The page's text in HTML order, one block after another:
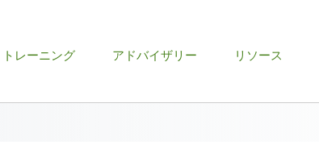
メトレーニング アドバイザリー リソース